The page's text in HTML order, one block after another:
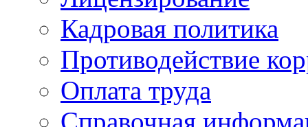
Кадровая политика
Противодействие
Оплата труда